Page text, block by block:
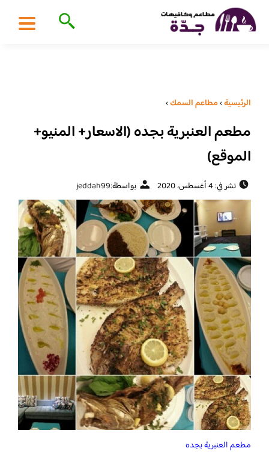
الرئيسية›مطاعم السمك›
مطعم العنبرية بجده (الاسعار+ المنيو+
الموقع)
نشر في: 4 أغسطس، 2020 بواسطة:jeddah99
مطعم العنبرية بجده